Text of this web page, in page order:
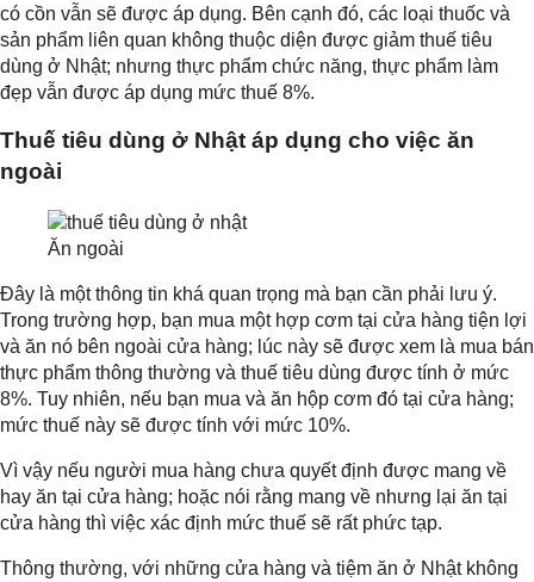
có cồn vẫn sẽ được áp dụng. Bên cạnh đó, các loại thuốc và
sản phẩm liên quan không thuộc diện được giảm thuế tiêu
dùng ở Nhật; nhưng thực phẩm chức năng, thực phẩm làm
đẹp vẫn được áp dụng mức thuế 8%.
Thuế tiêu dùng ở Nhật áp dụng cho việc ăn
ngoài
Ăn ngoài
Đây là một thông tin khá quan trọng mà bạn cần phải lưu ý.
Trong trường hợp, bạn mua một hợp cơm tại cửa hàng tiện lợi
và ăn nó bên ngoài cửa hàng; lúc này sẽ được xem là mua bán
thực phẩm thông thường và thuế tiêu dùng được tính ở mức
8%. Tuy nhiên, nếu bạn mua và ăn hộp cơm đó tại cửa hàng;
mức thuế này sẽ được tính với mức 10%.
Vì vậy nếu người mua hàng chưa quyết định được mang về
hay ăn tại cửa hàng; hoặc nói rằng mang về nhưng lại ăn tại
cửa hàng thì việc xác định mức thuế sẽ rất phức tạp.
Thông thường, với những cửa hàng và tiệm ăn ở Nhật không